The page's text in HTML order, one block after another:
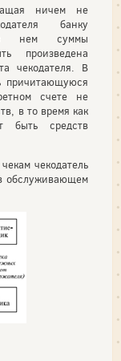
ничем не
банку
в нем суммы
произведена
чекодателя. В
причитающуюся
счете не
в то время как
быть средств
чекодатель
обслуживающем